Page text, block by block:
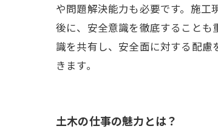
や問題解決能力も必要です。施
後に、安全意識を徹底すること
識を共有し、安全面に対する配
きます。
土木の仕事の魅力とは？